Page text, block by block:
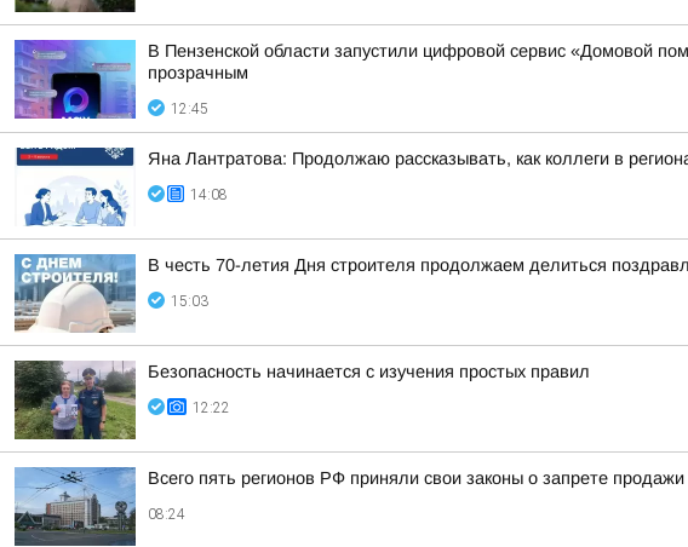
В Пензенской области запустили цифровой сервис «Домовой
прозрачным
12:45
Яна Лантратова: Продолжаю рассказывать, как коллеги в
14:08
В честь 70-летия Дня строителя продолжаем делиться
15:03
Безопасность начинается с изучения простых правил
12:22
Всего пять регионов РФ приняли свои законы о запрете
08:24